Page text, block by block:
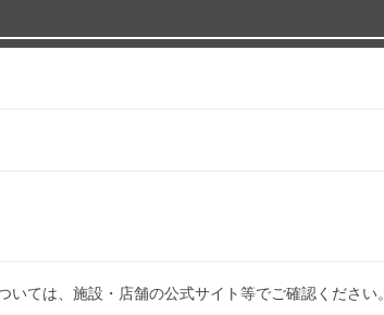
ては、施設・店舗の公式サイト等でご確認ください。